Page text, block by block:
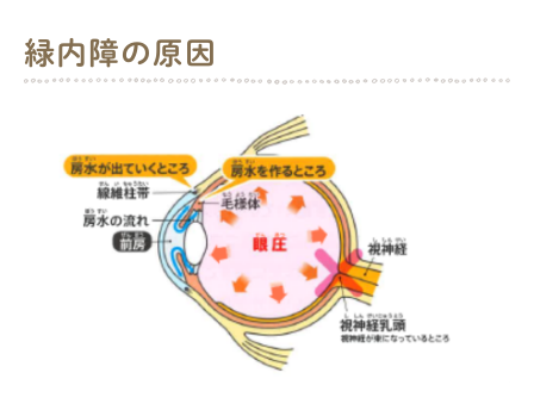
緑内障の原因